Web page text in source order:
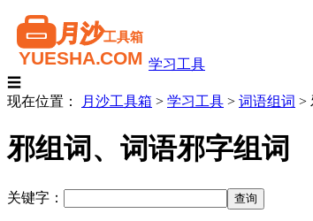
学习工具
☰
现在位置：
月沙工具箱 > 学习工具 > 词语组词 >
邪组词、词语邪字组词
关键字：